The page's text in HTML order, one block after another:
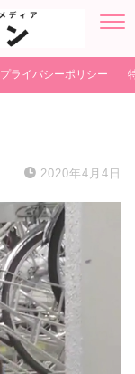
プライバシーポリシー
2020年4月4日